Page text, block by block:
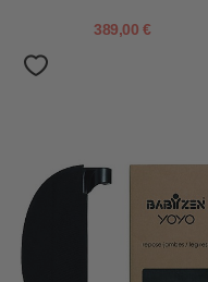
trasporto!
389,00 €